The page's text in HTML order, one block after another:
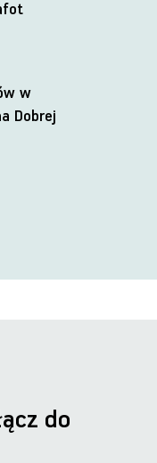
w
Dobrej
do